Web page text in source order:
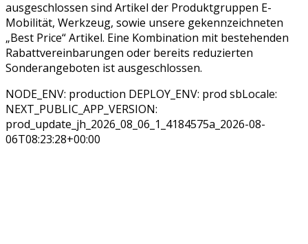
ausgeschlossen sind Artikel der Produktgruppen E-
Mobilität, Werkzeug, sowie unsere gekennzeichneten
„Best Price“ Artikel. Eine Kombination mit bestehenden
Rabattvereinbarungen oder bereits reduzierten
Sonderangeboten ist ausgeschlossen.
NODE_ENV: production DEPLOY_ENV: prod sbLocale:
NEXT_PUBLIC_APP_VERSION:
prod_update_jh_2026_08_06_1_4184575a_2026-08-
06T08:23:28+00:00